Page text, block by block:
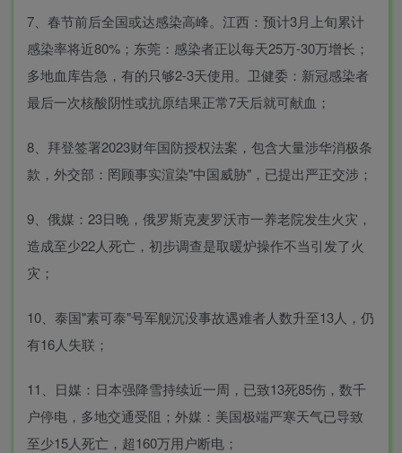
7、春节前后全国或达感染高峰。江西：预计3月上旬累计
感染率将近80%；东莞：感染者正以每天25万-30万增长；
多地血库告急，有的只够2-3天使用。卫健委：新冠感染者
最后一次核酸阴性或抗原结果正常7天后就可献血；
8、拜登签署2023财年国防授权法案，包含大量涉华消极条
款，外交部：罔顾事实渲染"中国威胁"，已提出严正交涉；
9、俄媒：23日晚，俄罗斯克麦罗沃市一养老院发生火灾，
造成至少22人死亡，初步调查是取暖炉操作不当引发了火
灾；
10、泰国"素可泰"号军舰沉没事故遇难者人数升至13人，仍
有16人失联；
11、日媒：日本强降雪持续近一周，已致13死85伤，数千
户停电，多地交通受阻；外媒：美国极端严寒天气已导致
至少15人死亡，超160万用户断电；